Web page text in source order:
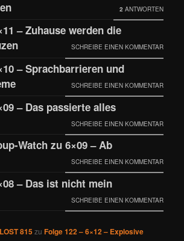
2 ANTWORTEN
– Zuhause werden die
SCHREIBE EINEN KOMMENTAR
– Sprachbarrieren und
SCHREIBE EINEN KOMMENTAR
– Das passierte alles
SCHREIBE EINEN KOMMENTAR
Watch zu 6×09 – Ab
SCHREIBE EINEN KOMMENTAR
– Das ist nicht mein
SCHREIBE EINEN KOMMENTAR
815zu Folge 122 – 6×12 – Explosive